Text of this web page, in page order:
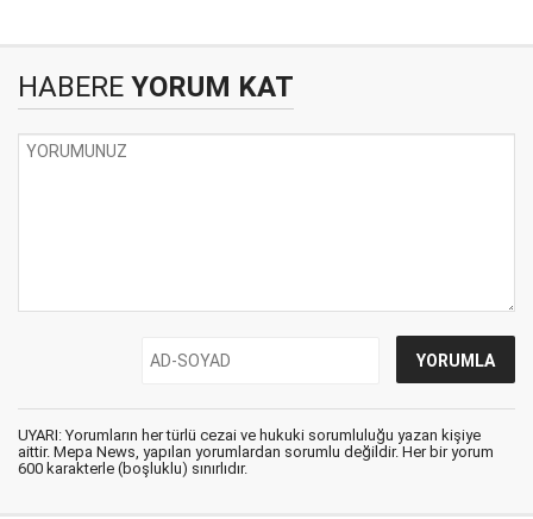
HABERE YORUM KAT
UYARI: Yorumların her türlü cezai ve hukuki sorumluluğu yazan kişiye
aittir. Mepa News, yapılan yorumlardan sorumlu değildir. Her bir yorum
600 karakterle (boşluklu) sınırlıdır.